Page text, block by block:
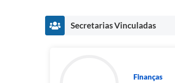
Secretarias Vinculadas
Finanças